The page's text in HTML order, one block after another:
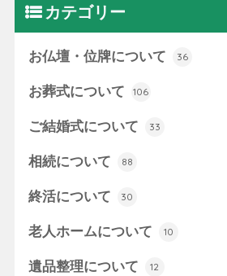
カテゴリー
お仏壇・位牌について 36
お葬式について 106
ご結婚式について 33
相続について 88
終活について 30
老人ホームについて 10
遺品整理について 12